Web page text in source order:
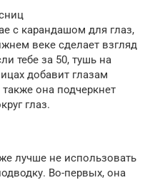
с карандашом для глаз,
веке сделает взгляд
тебе за 50, тушь на
добавит глазам
также она подчеркнет
глаз.
лучше не использовать
Во-первых, она